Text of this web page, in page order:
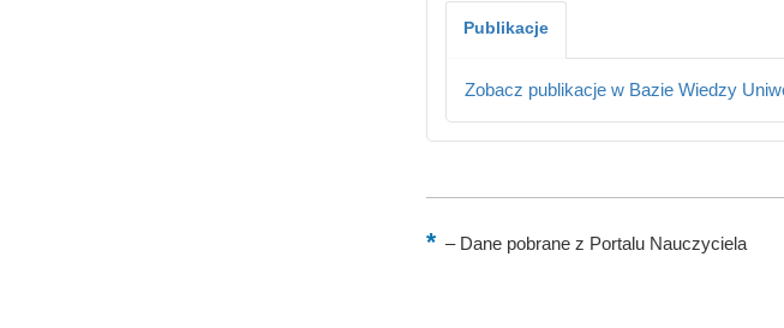
Publikacje
Zobacz publikacje w Bazie Wiedzy
–Dane pobrane z Portalu Nauczyciela